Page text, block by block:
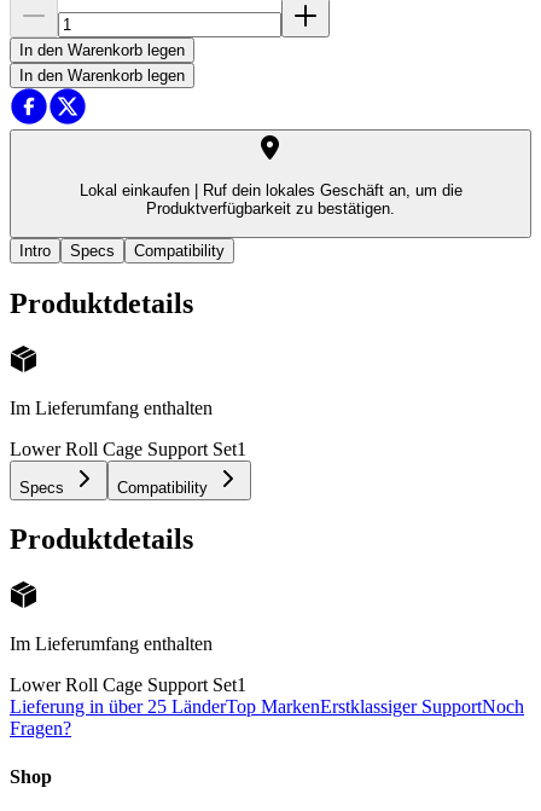
In den Warenkorb legen
In den Warenkorb legen
Lokal einkaufen |
Ruf dein lokales Geschäft an, um die
Produktverfügbarkeit zu bestätigen.
Intro Specs Compatibility
Produktdetails
Im Lieferumfang enthalten
Lower Roll Cage Support Set1
Specs Compatibility
Produktdetails
Im Lieferumfang enthalten
Lower Roll Cage Support Set1
Lieferung in über 25 LänderTop MarkenErstklassiger SupportNoch
Fragen?
Shop